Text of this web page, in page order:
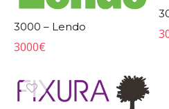
3000 – Lendo
3000€